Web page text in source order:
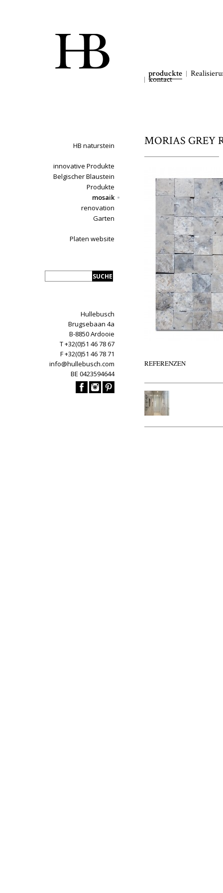
produckte
kontact
HB naturstein
innovative Produkte
Belgischer Blaustein
Produkte
mosaik
renovation
Garten
Platen website
Hullebusch
Brugsebaan 4a
B-8850 Ardooie
T +32(0)51 46 78 67
F +32(0)51 46 78 71
info@hullebusch.com
BE 0423594644
MORIAS GREY
REFERENZEN